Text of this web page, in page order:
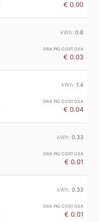
€ 0.00
0.8
€ 0.03
1.4
€ 0.04
0.33
€ 0.01
0.33
€ 0.01